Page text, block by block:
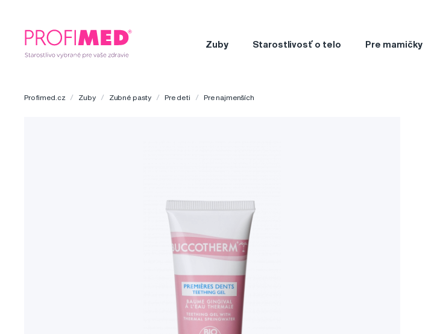
Zuby Starostlivosť o telo Pre mamičky
Profimed.cz Zuby Zubné pasty Pre deti Pre najmenších